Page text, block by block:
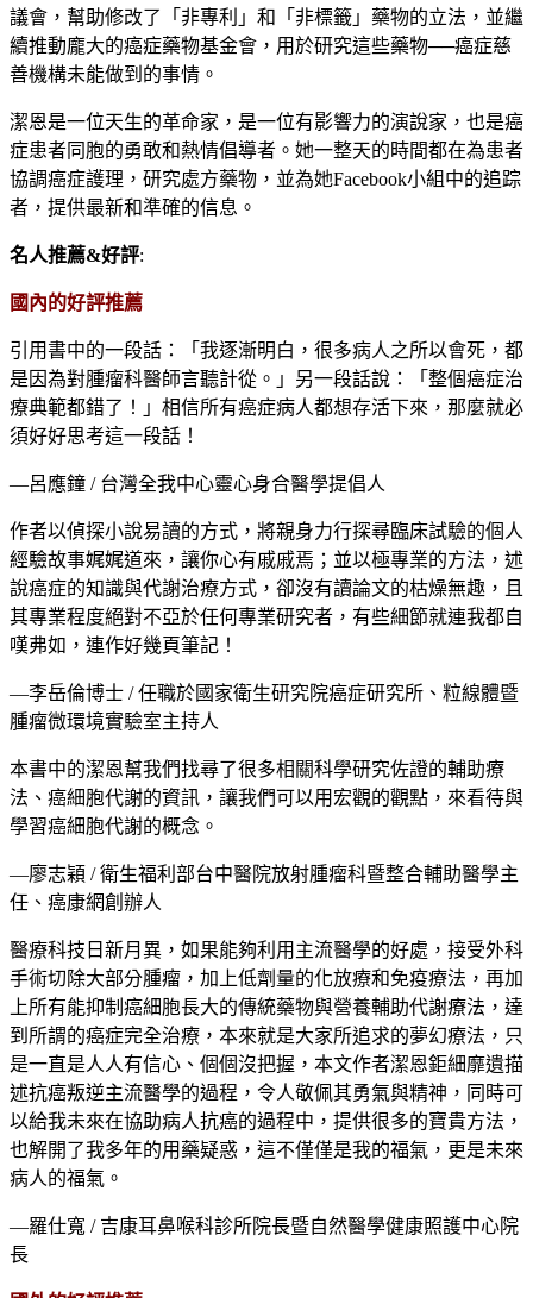
議會，幫助修改了「非專利」和「非標籤」藥物的立法，並繼
續推動龐大的癌症藥物基金會，用於研究這些藥物──癌症慈
善機構未能做到的事情。
潔恩是一位天生的革命家，是一位有影響力的演說家，也是癌
症患者同胞的勇敢和熱情倡導者。她一整天的時間都在為患者
協調癌症護理，研究處方藥物，並為她Facebook小組中的追踪
者，提供最新和準確的信息。
名人推薦&好評:
國內的好評推薦
引用書中的一段話：「我逐漸明白，很多病人之所以會死，都
是因為對腫瘤科醫師言聽計從。」另一段話說：「整個癌症治
療典範都錯了！」相信所有癌症病人都想存活下來，那麼就必
須好好思考這一段話！
—呂應鐘 / 台灣全我中心靈心身合醫學提倡人
作者以偵探小說易讀的方式，將親身力行探尋臨床試驗的個人
經驗故事娓娓道來，讓你心有戚戚焉；並以極專業的方法，述
說癌症的知識與代謝治療方式，卻沒有讀論文的枯燥無趣，且
其專業程度絕對不亞於任何專業研究者，有些細節就連我都自
嘆弗如，連作好幾頁筆記！
—李岳倫博士 / 任職於國家衛生研究院癌症研究所、粒線體暨
腫瘤微環境實驗室主持人
本書中的潔恩幫我們找尋了很多相關科學研究佐證的輔助療
法、癌細胞代謝的資訊，讓我們可以用宏觀的觀點，來看待與
學習癌細胞代謝的概念。
—廖志穎 / 衛生福利部台中醫院放射腫瘤科暨整合輔助醫學主
任、癌康網創辦人
醫療科技日新月異，如果能夠利用主流醫學的好處，接受外科
手術切除大部分腫瘤，加上低劑量的化放療和免疫療法，再加
上所有能抑制癌細胞長大的傳統藥物與營養輔助代謝療法，達
到所謂的癌症完全治療，本來就是大家所追求的夢幻療法，只
是一直是人人有信心、個個沒把握，本文作者潔恩鉅細靡遺描
述抗癌叛逆主流醫學的過程，令人敬佩其勇氣與精神，同時可
以給我未來在協助病人抗癌的過程中，提供很多的寶貴方法，
也解開了我多年的用藥疑惑，這不僅僅是我的福氣，更是未來
病人的福氣。
—羅仕寬 / 吉康耳鼻喉科診所院長暨自然醫學健康照護中心院
長